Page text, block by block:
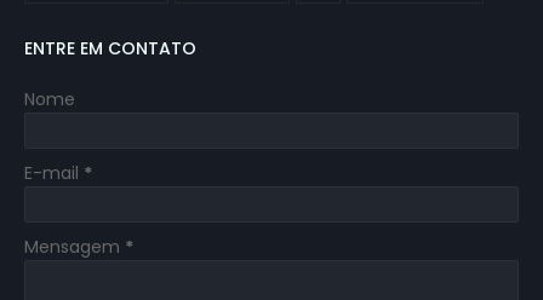
ENTRE EM CONTATO
Nome
E-mail *
Mensagem *